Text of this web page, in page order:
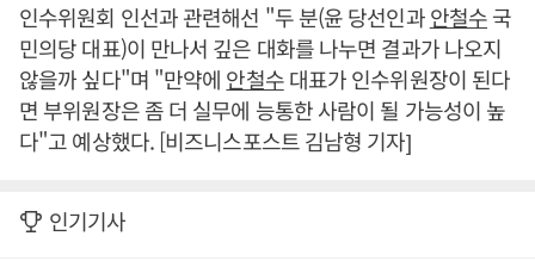
인수위원회 인선과 관련해선 "두 분(윤 당선인과안철수국
민의당 대표)이 만나서 깊은 대화를 나누면 결과가 나오지
않을까 싶다"며 "만약에 안철수대표가 인수위원장이 된다
면 부위원장은 좀 더 실무에 능통한 사람이 될 가능성이 높
다"고 예상했다. [비즈니스포스트 김남형 기자]
인기기사